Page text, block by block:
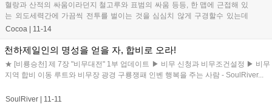
혈랑과 산적의 싸움이라던지 철고루와 표범의 싸움 등등, 한 맵에 근접해 있
는 외도세력간에 가끔씩 전투를 벌이는 것을 심심치 않게 구경할수 있는데
가끔 드물게도 하나의 외도세력에게...
Cocoa 11-14
천하제일인의 명성을 얻을 자, 합비로 오라!
★ [비룡승천] 제 7장 "비무대전" 1부 업데이트 ▶ 비무 신청과 비무조건설정 ▶ 비무
지역 합비 이동 루트와 비무장 광경 구룡쟁패 인벤 행복을 주는 사람 - SoulRiver...
SoulRiver 11-11